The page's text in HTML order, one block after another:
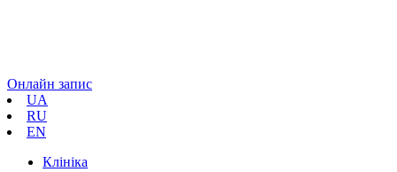
Онлайн запис
UA
RU
EN
Клініка